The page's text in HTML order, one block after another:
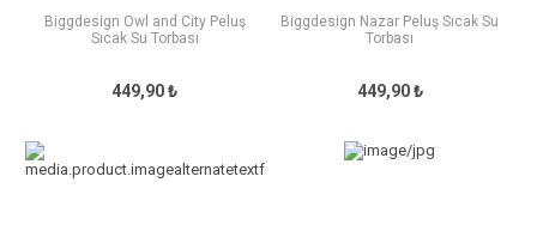
Biggdesign Owl and City Peluş
Sıcak Su Torbası
449,90 ₺
Biggdesign Nazar Peluş Sıcak Su
Torbası
449,90 ₺